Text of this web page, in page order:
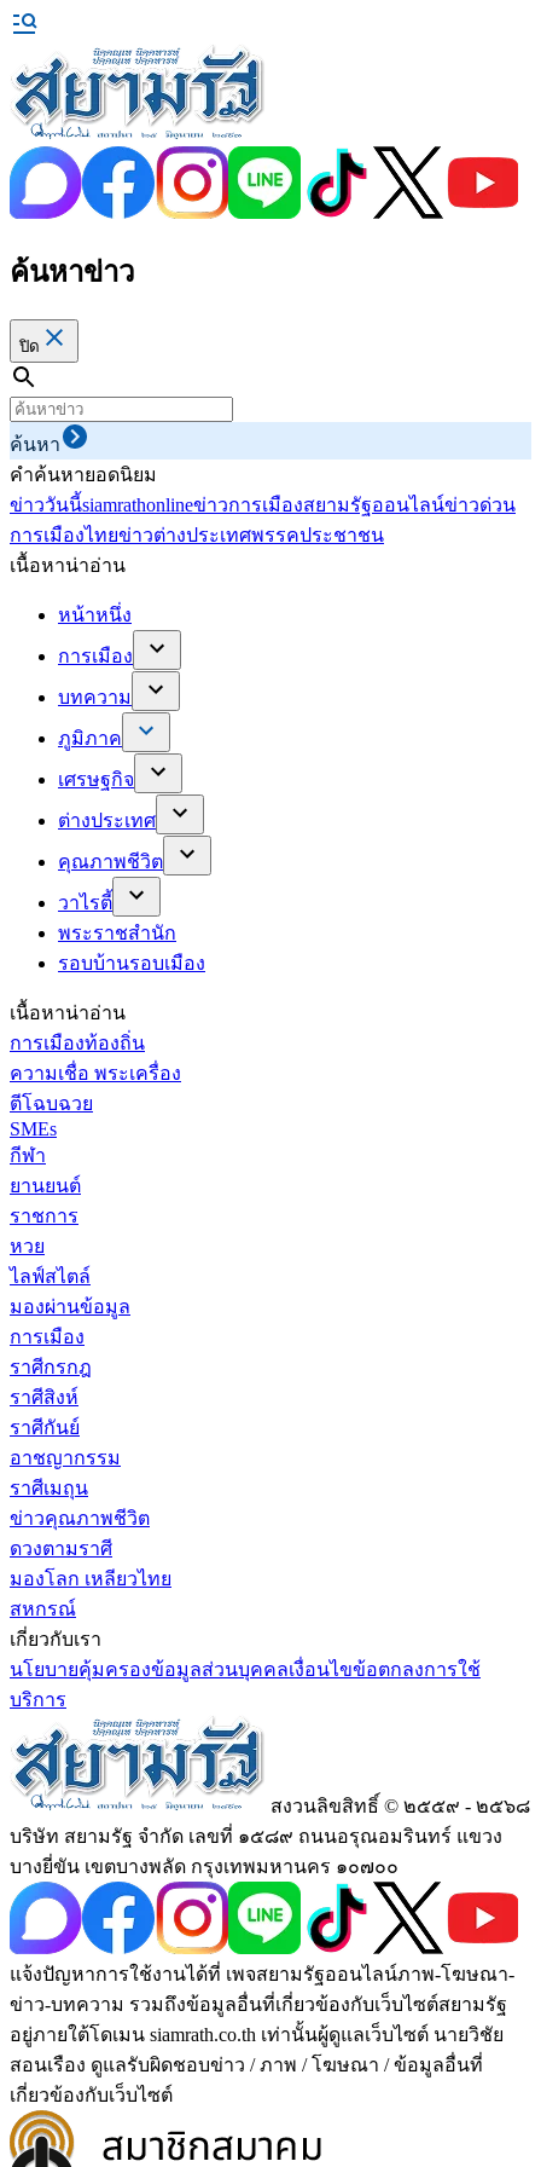
ค้นหาข่าว
ปิด
ค้นหา
คำค้นหายอดนิยม
ข่าววันนี้siamrathonlineข่าวการเมืองสยามรัฐออนไลน์ข่าวด่วน
การเมืองไทยข่าวต่างประเทศพรรคประชาชน
เนื้อหาน่าอ่าน
หน้าหนึ่ง
การเมือง
บทความ
ภูมิภาค
เศรษฐกิจ
ต่างประเทศ
คุณภาพชีวิต
วาไรตี้
พระราชสำนัก
รอบบ้านรอบเมือง
เนื้อหาน่าอ่าน
การเมืองท้องถิ่น
ความเชื่อ พระเครื่อง
ตีโฉบฉวย
SMEs
กีฬา
ยานยนต์
ราชการ
หวย
ไลฟ์สไตล์
มองผ่านข้อมูล
การเมือง
ราศีกรกฎ
ราศีสิงห์
ราศีกันย์
อาชญากรรม
ราศีเมถุน
ข่าวคุณภาพชีวิต
ดวงตามราศี
มองโลก เหลียวไทย
สหกรณ์
เกี่ยวกับเรา
นโยบายคุ้มครองข้อมูลส่วนบุคคลเงื่อนไขข้อตกลงการใช้
บริการ
สงวนลิขสิทธิ์ © ๒๕๕๙ - ๒๕๖๘
บริษัท สยามรัฐ จำกัด เลขที่ ๑๕๘๙ ถนนอรุณอมรินทร์ แขวง
บางยี่ขัน เขตบางพลัด กรุงเทพมหานคร ๑๐๗๐๐
แจ้งปัญหาการใช้งานได้ที่ เพจสยามรัฐออนไลน์ภาพ-โฆษณา-
ข่าว-บทความ รวมถึงข้อมูลอื่นที่เกี่ยวข้องกับเว็บไซต์สยามรัฐ
อยู่ภายใต้โดเมน siamrath.co.th เท่านั้นผู้ดูแลเว็บไซต์ นายวิชัย
สอนเรือง ดูแลรับผิดชอบข่าว / ภาพ / โฆษณา / ข้อมูลอื่นที่
เกี่ยวข้องกับเว็บไซต์